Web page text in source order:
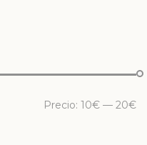
Precio: 10€ — 20€